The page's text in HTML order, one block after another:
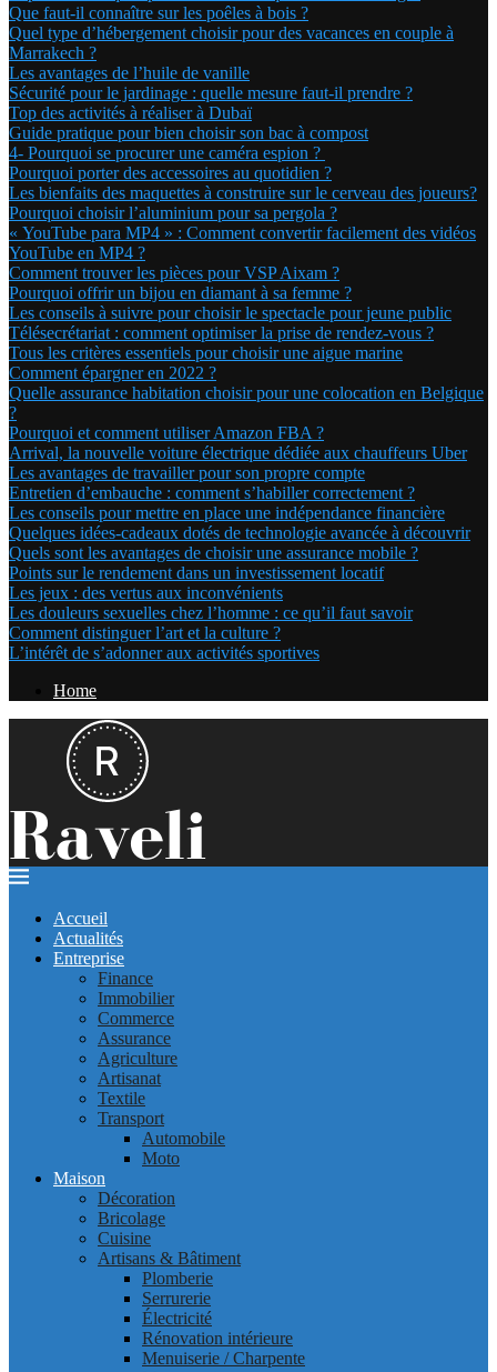
Que faut-il connaître sur les poêles à bois ?
Quel type d’hébergement choisir pour des vacances en couple à
Marrakech ?
Les avantages de l’huile de vanille
Sécurité pour le jardinage : quelle mesure faut-il prendre ?
Top des activités à réaliser à Dubaï
Guide pratique pour bien choisir son bac à compost
4- Pourquoi se procurer une caméra espion ?
Pourquoi porter des accessoires au quotidien ?
Les bienfaits des maquettes à construire sur le cerveau des joueurs?
Pourquoi choisir l’aluminium pour sa pergola ?
« YouTube para MP4 » : Comment convertir facilement des vidéos
YouTube en MP4 ?
Comment trouver les pièces pour VSP Aixam ?
Pourquoi offrir un bijou en diamant à sa femme ?
Les conseils à suivre pour choisir le spectacle pour jeune public
Télésecrétariat : comment optimiser la prise de rendez-vous ?
Tous les critères essentiels pour choisir une aigue marine
Comment épargner en 2022 ?
Quelle assurance habitation choisir pour une colocation en Belgique
?
Pourquoi et comment utiliser Amazon FBA ?
Arrival, la nouvelle voiture électrique dédiée aux chauffeurs Uber
Les avantages de travailler pour son propre compte
Entretien d’embauche : comment s’habiller correctement ?
Les conseils pour mettre en place une indépendance financière
Quelques idées-cadeaux dotés de technologie avancée à découvrir
Quels sont les avantages de choisir une assurance mobile ?
Points sur le rendement dans un investissement locatif
Les jeux : des vertus aux inconvénients
Les douleurs sexuelles chez l’homme : ce qu’il faut savoir
Comment distinguer l’art et la culture ?
L’intérêt de s’adonner aux activités sportives
Home
Accueil
Actualités
Entreprise
Finance
Immobilier
Commerce
Assurance
Agriculture
Artisanat
Textile
Transport
Automobile
Moto
Maison
Décoration
Bricolage
Cuisine
Artisans & Bâtiment
Plomberie
Serrurerie
Électricité
Rénovation intérieure
Menuiserie / Charpente